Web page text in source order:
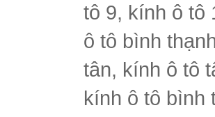
tô 9, kính ô tô
ô tô bình
tân, kính ô tô
kính ô tô bình